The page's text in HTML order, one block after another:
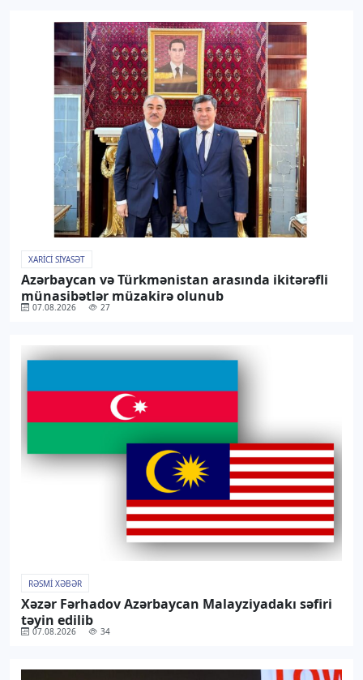
XARICI SIYASƏT
Azərbaycan və Türkmənistan arasında ikitərəfli
münasibətlər müzakirə olunub
07.08.2026 27
RƏSMI XƏBƏR
Xəzər Fərhadov Azərbaycan Malayziyadakı səfiri
təyin edilib
07.08.2026 34